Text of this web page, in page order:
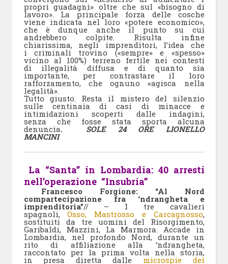
propri guadagni» oltre che sul «bisogno di
lavoro». La principale forza delle cosche
viene indicata nel loro «potere economico»,
che è dunque anche il punto su cui
andrebbero colpite. Risulta infine
chiarissima, negli imprenditori, l’idea che
i criminali trovino («sempre» e «spesso»
vicino al 100%) terreno fertile nei contesti
di illegalità diffusa e di quanto sia
importante, per contrastare il loro
rafforzamento, che ognuno «agisca nella
legalità».
Tutto giusto. Resta il mistero del silenzio
sulle centinaia di casi di minacce e
intimidazioni scoperti dalle indagini,
senza che fosse stata sporta alcuna
denuncia. SOLE 24 ORE LIONELLO
MANCINI
La “Santa” in Lombardia: 40 arresti
nell’operazione “Insubria”
Francesco Forgione: “Al Nord
compartecipazione fra ‘ndrangheta e
imprenditoria”// – I tre cavalieri
spagnoli,Osso, Mastrosso e Carcagnosso,
sostituiti da tre uomini del Risorgimento,
Garibaldi, Mazzini, La Marmora. Accade in
Lombardia, nel profondo Nord, durante un
rito di affiliazione alla ‘ndrangheta,
raccontato per la prima volta nella storia,
in presa diretta dalle microspie dei